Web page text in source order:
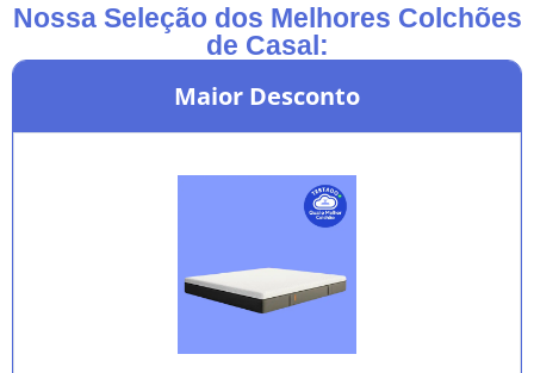
Nossa Seleção dos Melhores Colchões
de Casal:
Maior Desconto